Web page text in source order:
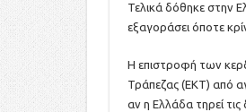
Τελικά δόθηκε στην
εξαγοράσει όποτε
Η επιστροφή των
Τράπεζας (ΕΚΤ) από
αν η Ελλάδα τηρεί τις